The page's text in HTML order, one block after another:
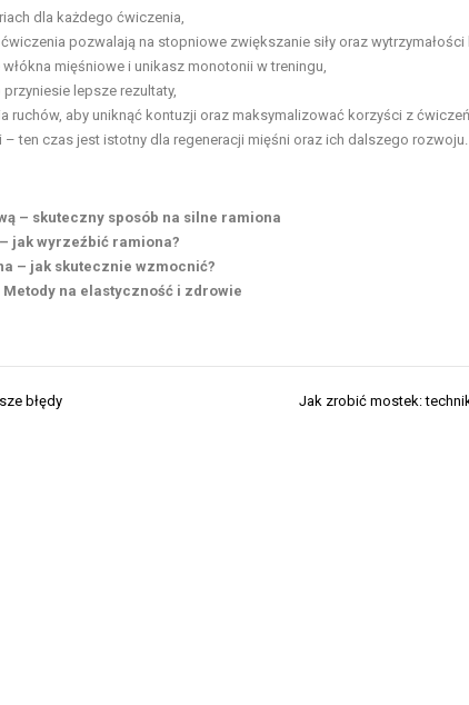
dla każdego ćwiczenia,
pozwalają na stopniowe zwiększanie siły oraz wytrzymałości
mięśniowe i unikasz monotonii w treningu,
lepsze rezultaty,
ruchów, aby uniknąć kontuzji oraz maksymalizować korzyści z
– ten czas jest istotny dla regeneracji mięśni oraz ich dalszego rozwoju.
– skuteczny sposób na silne ramiona
jak wyrzeźbić ramiona?
– jak skutecznie wzmocnić?
na elastyczność i zdrowie
błędy Jak zrobić mostek: